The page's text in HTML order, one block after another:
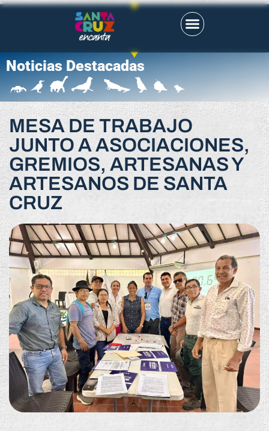
Noticias Destacadas
MESA DE TRABAJO
JUNTO A ASOCIACIONES,
GREMIOS, ARTESANAS Y
ARTESANOS DE SANTA
CRUZ